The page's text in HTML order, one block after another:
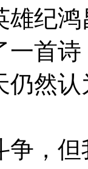
雄纪
一首
仍然
争，